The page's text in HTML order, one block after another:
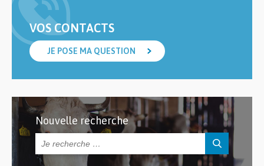
VOS CONTACTS
JE POSE MA QUESTION
Nouvelle recherche